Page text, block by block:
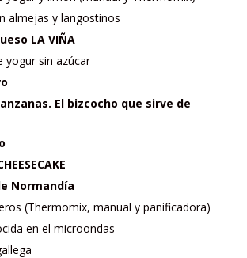
almejas y langostinos
LA VIÑA
yogur sin azúcar
El bizcocho que sirve de
Normandía
(Thermomix, manual y panificadora)
en el microondas